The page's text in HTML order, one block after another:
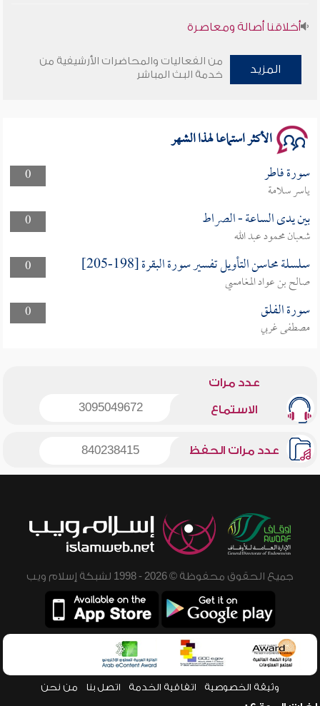
أخلاقنا أصالة ومعاصرة
وأمنهم من خوف 9
المزيد
من الفعاليات والمحاضرات الأرشيفية من
خدمة البث المباشر
الأكثر استماعا لهذا الشهر
0 سورة فاطر
ياسر سلامة
0
بين يدى الساعة - الصراط
شعبان محمود عبد الله
0
سلسلة محاسن التأويل تفسير سورة البقرة [198-205]
صالح بن عواد المغامسي
0
سورة الفلق
مصطفى غربي
عدد مرات
الاستماع 3095049672
عدد مرات الحفظ 840238415
جميع الحقوق محفوظة © 2026 - 1998 لشبكة إسلام ويب
وثيقة الخصوصية اتفاقية الخدمة اتصل بنا من نحن